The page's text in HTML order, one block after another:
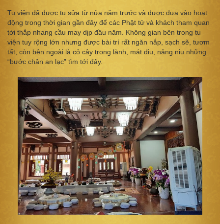
Tu viện đã được tu sửa từ nửa năm trước và được đưa vào hoạt
động trong thời gian gần đây để các Phật tử và khách tham quan
tới thắp nhang cầu may dịp đầu năm. Không gian bên trong tu
viện tuy rộng lớn nhưng được bài trí rất ngăn nắp, sạch sẽ, tươm
tất, còn bên ngoài là cỏ cây trong lành, mát dịu, nâng niu những
“bước chân an lạc” tìm tới đây.